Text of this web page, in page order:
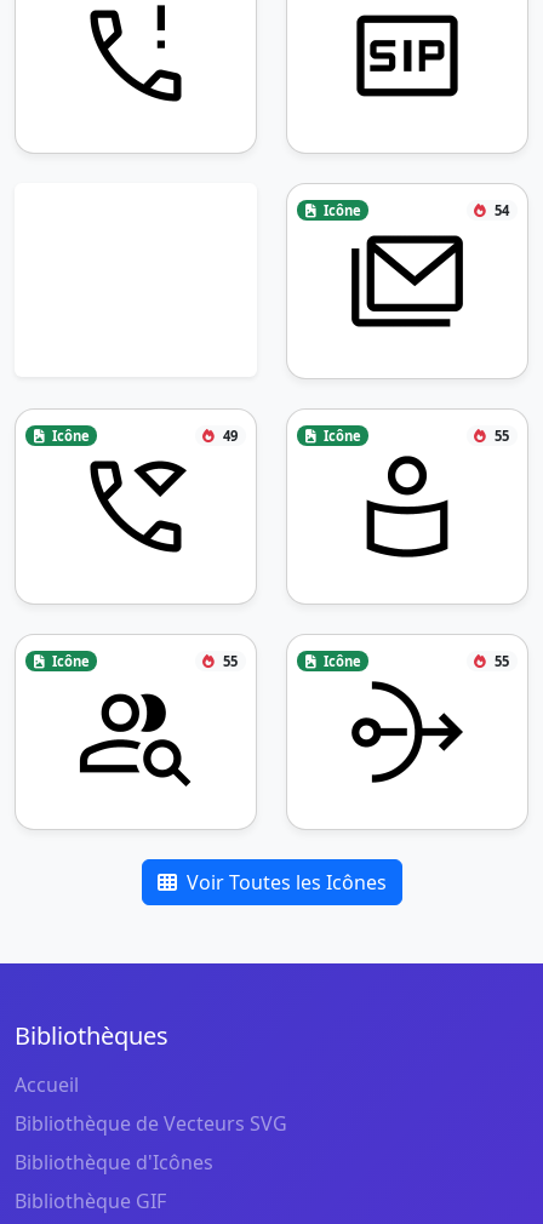
Icône 54
Icône 49 Icône 55
Icône 55 Icône 55
Voir Toutes les Icônes
Bibliothèques
Accueil
Bibliothèque de Vecteurs SVG
Bibliothèque d'Icônes
Bibliothèque GIF